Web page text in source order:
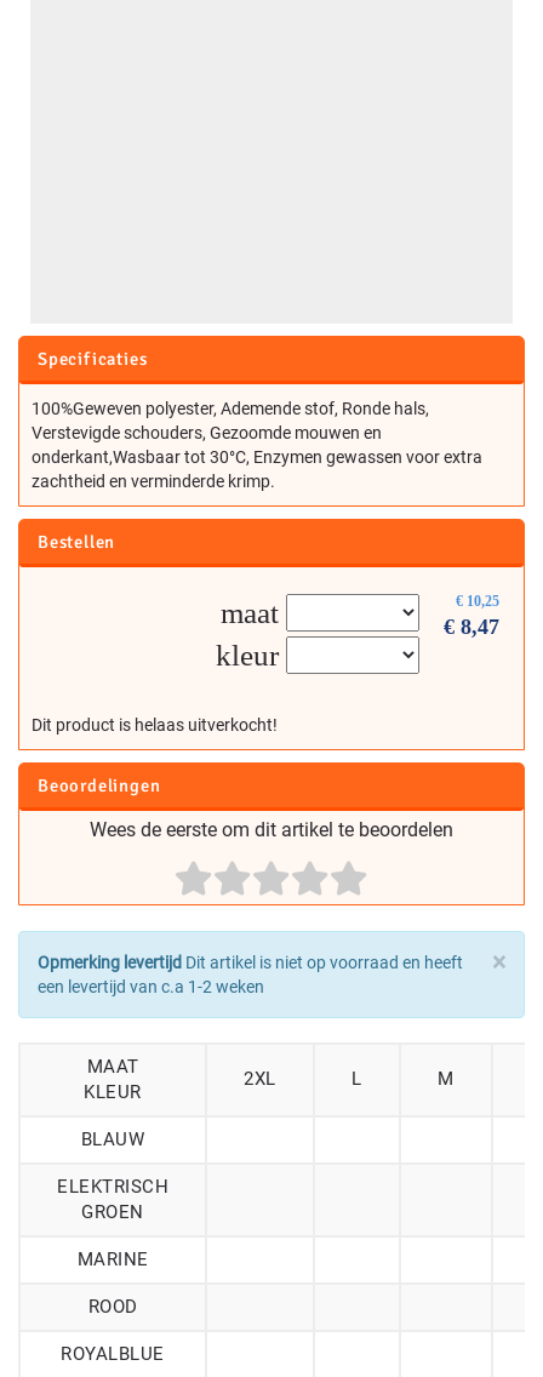
Specificaties
100%Geweven polyester, Ademende stof, Ronde hals,
Verstevigde schouders, Gezoomde mouwen en
onderkant,Wasbaar tot 30°C, Enzymen gewassen voor extra
zachtheid en verminderde krimp.
Bestellen
€ 10,25
€ 8,47
maat
kleur
Dit product is helaas uitverkocht!
Beoordelingen
Wees de eerste om dit artikel te beoordelen
×
Opmerking levertijd Dit artikel is niet op voorraad en heeft
een levertijd van c.a 1-2 weken
MAAT
KLEUR
2XL L M
BLAUW
ELEKTRISCH
GROEN
MARINE
ROOD
ROYALBLUE